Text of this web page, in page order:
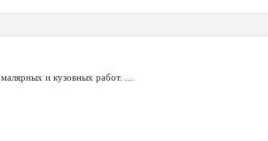
и кузовных работ. ...